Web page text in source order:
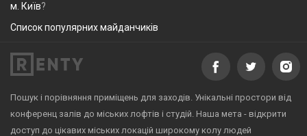
м. Київ?
Список популярних майданчиків
Пошук і порівняння приміщень для заходів. Унікальні простори від
конференц залів до міських лофтів і студій. Наша мета - відкрити
доступ до цікавих міських локацій широкому колу людей